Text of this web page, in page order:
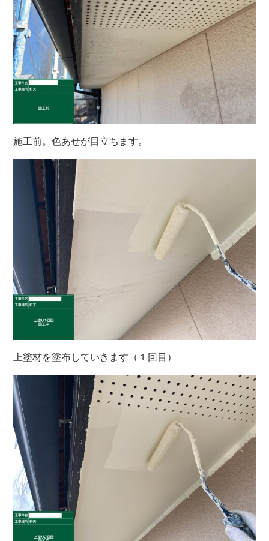
施工前。色あせが目立ちます。
上塗材を塗布していきます（１回目）